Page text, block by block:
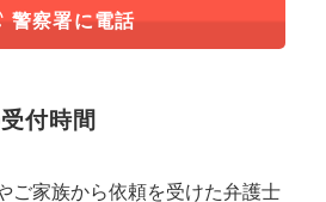
警察署に電話
付時間
ご家族から依頼を受けた弁護士